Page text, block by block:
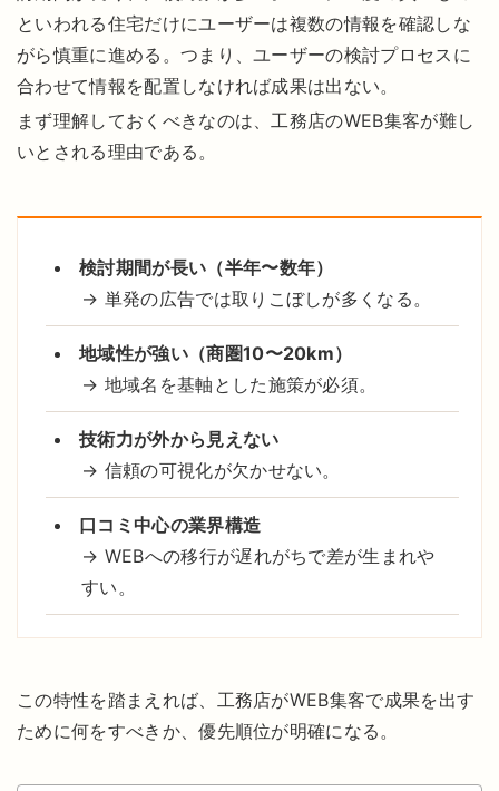
といわれる住宅だけにユーザーは複数の情報を確認しな
がら慎重に進める。つまり、ユーザーの検討プロセスに
合わせて情報を配置しなければ成果は出ない。
まず理解しておくべきなのは、工務店のWEB集客が難し
いとされる理由である。
検討期間が長い（半年〜数年）
→ 単発の広告では取りこぼしが多くなる。
地域性が強い（商圏10〜20km）
→ 地域名を基軸とした施策が必須。
技術力が外から見えない
→ 信頼の可視化が欠かせない。
口コミ中心の業界構造
→ WEBへの移行が遅れがちで差が生まれや
すい。
この特性を踏まえれば、工務店がWEB集客で成果を出す
ために何をすべきか、優先順位が明確になる。